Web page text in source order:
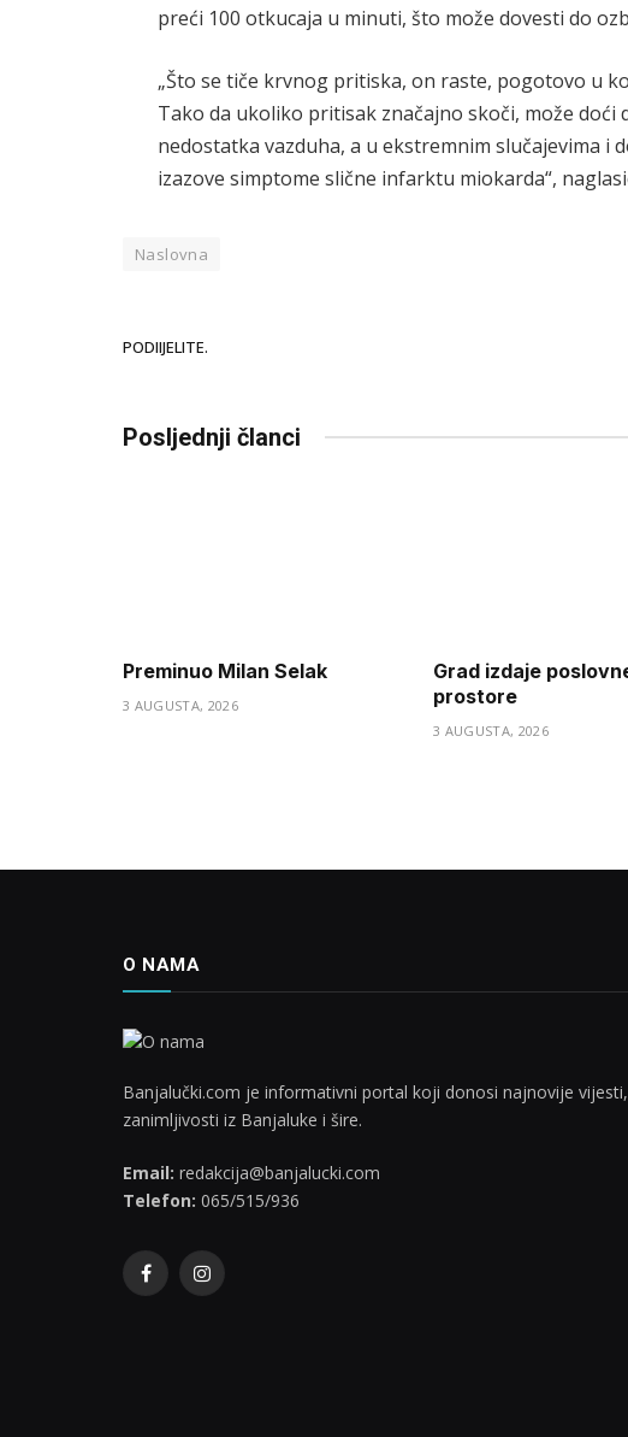
preći 100 otkucaja u minuti, što može dovesti do
„Što se tiče krvnog pritiska, on raste, pogotovo u
Tako da ukoliko pritisak značajno skoči, može doći
nedostatka vazduha, a u ekstremnim slučajevima i
izazove simptome slične infarktu miokarda“,
Naslovna
PODIIJELITE.
Posljednji članci
Preminuo Milan Selak
3 AUGUSTA, 2026
Grad izdaje
prostore
3 AUGUSTA, 2026
O NAMA
Banjalučki.com je informativni portal koji donosi najnovije
zanimljivosti iz Banjaluke i šire.
Email: redakcija@banjalucki.com
Telefon: 065/515/936
FacebookInstagram